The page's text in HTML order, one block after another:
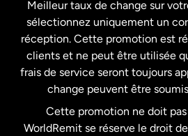
États-Unis English
États-Unis Español
France
Meilleur taux de change sur
sélectionnez uniquement un
réception. Cette promotion est
clients et ne peut être utilisée
frais de service seront toujours
change peuvent être
Cette promotion ne doit
WorldRemit se réserve le droit